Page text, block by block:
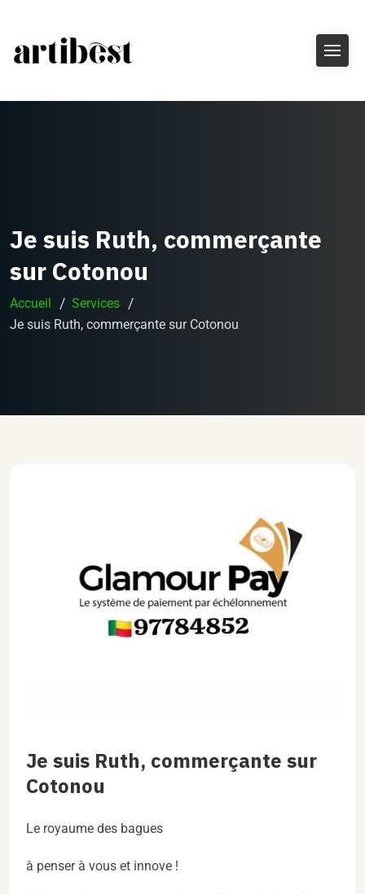
Je suis Ruth, commerçante
sur Cotonou
Accueil
Services
Je suis Ruth, commerçante sur Cotonou
Je suis Ruth, commerçante sur
Cotonou
Le royaume des bagues
à penser à vous et innove !